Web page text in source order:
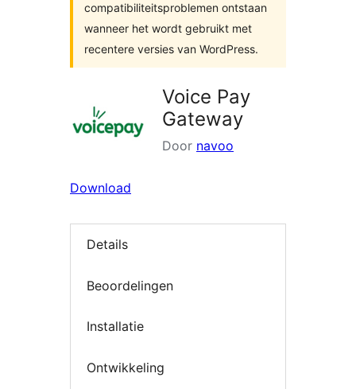
compatibiliteitsproblemen ontstaan
wanneer het wordt gebruikt met
recentere versies van WordPress.
Voice Pay
Gateway
Door navoo
Download
Details
Beoordelingen
Installatie
Ontwikkeling